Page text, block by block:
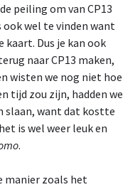
peiling om van CP13
ook wel te vinden want
kaart. Dus je kan ook
naar CP13 maken,
wisten we nog niet hoe
tijd zou zijn, hadden we
slaan, want dat kostte
is wel weer leuk en
.
manier zoals het